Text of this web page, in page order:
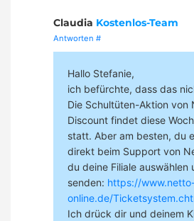
Claudia Kostenlos-Team
Antworten #
Hallo Stefanie,
ich befürchte, dass das
Die Schultüten-Aktion von
Discount findet diese
statt. Aber am besten, du
direkt beim Support von
du deine Filiale auswählen
senden: https://
online.de/
Ich drück dir und deinem